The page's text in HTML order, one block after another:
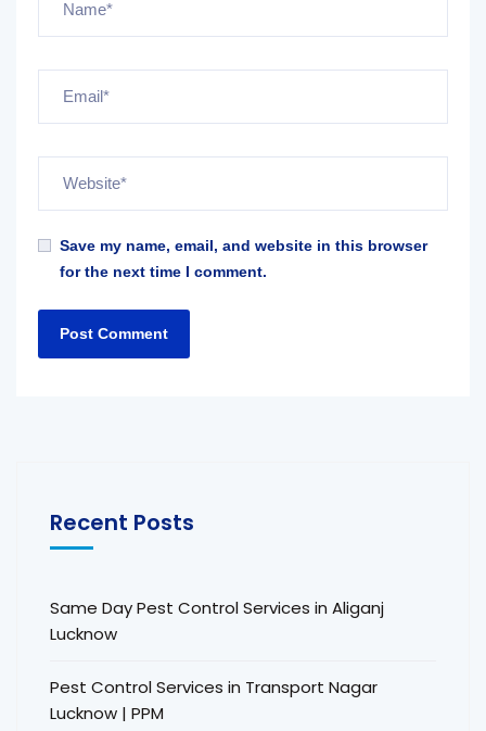
Save my name, email, and website in this browser
for the next time I comment.
Recent Posts
Same Day Pest Control Services in Aliganj
Lucknow
Pest Control Services in Transport Nagar
Lucknow | PPM